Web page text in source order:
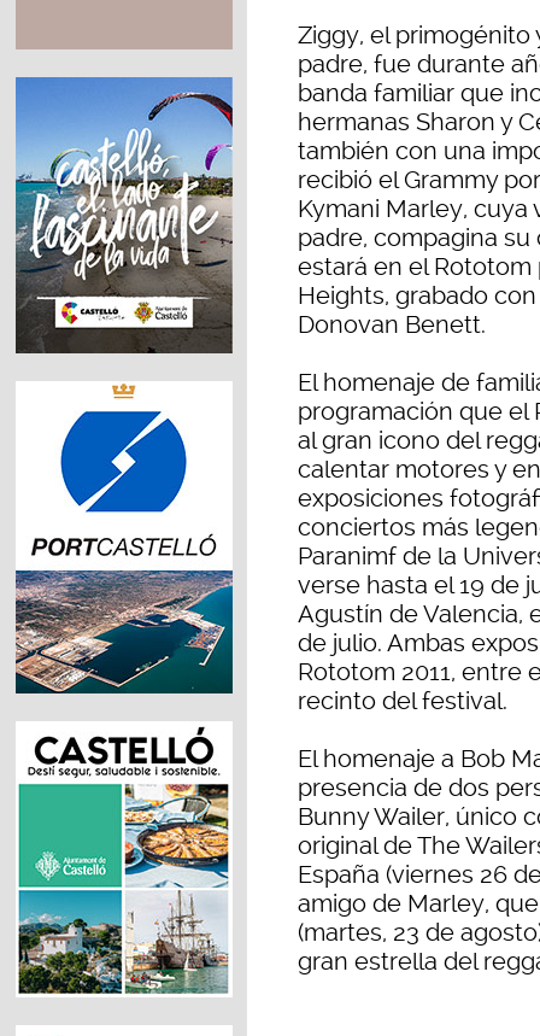
Ziggy, el primogénito
padre, fue durante
banda familiar que
hermanas Sharon y
también con una
recibió el Grammy
Kymani Marley, cuya
padre, compagina
estará en el
Heights, grabado
Donovan Benett.
El homenaje de
programación que el
al gran icono del
calentar motores y
exposiciones
conciertos más
Paranimf de la
verse hasta el 19 de
Agustín de Valencia,
de julio. Ambas
Rototom 2011, entre
recinto del festival.
El homenaje a Bob
presencia de dos
Bunny Wailer, único
original de The
España (viernes 26
amigo de Marley,
(martes, 23 de
gran estrella del